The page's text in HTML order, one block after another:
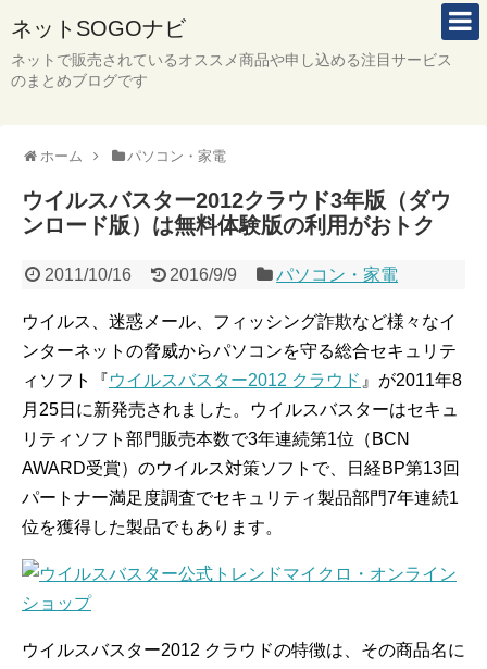
ネットSOGOナビ
ネットで販売されているオススメ商品や申し込める注目サービス
のまとめブログです
ホーム パソコン・家電
ウイルスバスター2012クラウド3年版（ダウ
ンロード版）は無料体験版の利用がおトク
2011/10/16 2016/9/9 パソコン・家電
ウイルス、迷惑メール、フィッシング詐欺など様々なイ
ンターネットの脅威からパソコンを守る総合セキュリテ
ィソフト『ウイルスバスター2012 クラウド 』が2011年8
月25日に新発売されました。ウイルスバスターはセキュ
リティソフト部門販売本数で3年連続第1位（BCN
AWARD受賞）のウイルス対策ソフトで、日経BP第13回
パートナー満足度調査でセキュリティ製品部門7年連続1
位を獲得した製品でもあります。
ウイルスバスター2012 クラウドの特徴は、その商品名に